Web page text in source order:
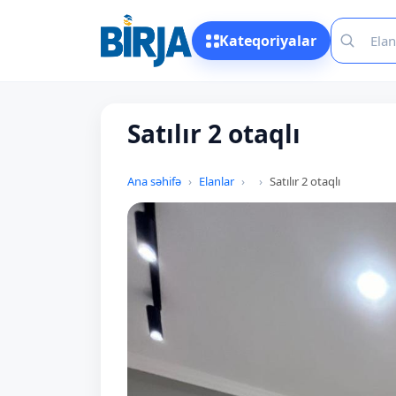
Kateqoriyalar
Satılır 2 otaqlı
Ana səhifə Elanlar Satılır 2 otaqlı